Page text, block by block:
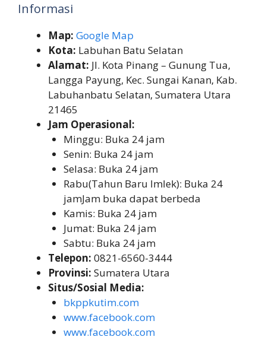
Informasi
Map: Google Map
Kota: Labuhan Batu Selatan
Alamat: Jl. Kota Pinang – Gunung Tua,
Langga Payung, Kec. Sungai Kanan, Kab.
Labuhanbatu Selatan, Sumatera Utara
21465
Jam Operasional:
Minggu: Buka 24 jam
Senin: Buka 24 jam
Selasa: Buka 24 jam
Rabu(Tahun Baru Imlek): Buka 24
jamJam buka dapat berbeda
Kamis: Buka 24 jam
Jumat: Buka 24 jam
Sabtu: Buka 24 jam
Telepon: 0821-6560-3444
Provinsi: Sumatera Utara
Situs/Sosial Media:
bkppkutim.com
www.facebook.com
www.facebook.com